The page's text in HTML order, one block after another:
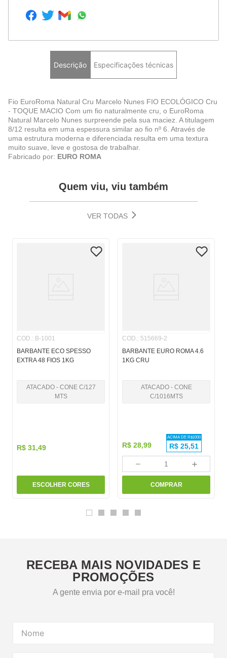
Descrição Especificações técnicas
Fio EuroRoma Natural Cru Marcelo Nunes FIO ECOLÓGICO Cru
- TOQUE MACIO Com um fio naturalmente cru, o EuroRoma
Natural Marcelo Nunes surpreende pela sua maciez. A titulagem
8/12 resulta em uma espessura similar ao fio nº 6. Através de
uma estrutura moderna e diferenciada resulta em uma textura
muito suave, leve e gostosa de trabalhar.
Fabricado por: EURO ROMA
Quem viu, viu também
VER TODAS
COD.: B-1001
BARBANTE ECO SPESSO
EXTRA 48 FIOS 1KG
ATACADO - CONE C/127
MTS
R$ 31,49
ESCOLHER CORES
COD.: 515669-2
BARBANTE EURO ROMA 4.6
1KG CRU
ATACADO - CONE
C/1016MTS
R$ 28,99
ACIMA DE R$1000
R$ 25,51
＋
－
COMPRAR
RECEBA MAIS NOVIDADES E
PROMOÇÕES
A gente envia por e-mail pra você!